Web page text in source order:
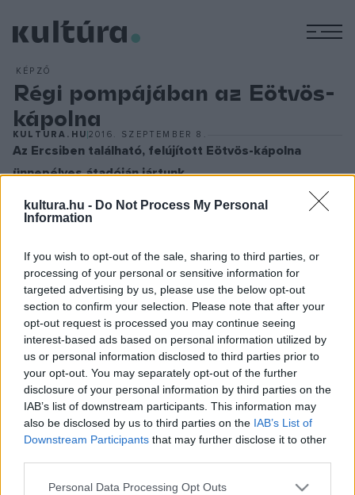
kultura.hu - Do Not Process My Personal
Information
If you wish to opt-out of the sale, sharing to third parties, or
processing of your personal or sensitive information for
targeted advertising by us, please use the below opt-out
section to confirm your selection. Please note that after your
opt-out request is processed you may continue seeing
interest-based ads based on personal information utilized by
us or personal information disclosed to third parties prior to
your opt-out. You may separately opt-out of the further
disclosure of your personal information by third parties on the
IAB’s list of downstream participants. This information may
also be disclosed by us to third parties on the IAB’s List of
Downstream Participants that may further disclose it to other
Please note that this website/app uses one or more Google
Personal Data Processing Opt Outs
KÉPZŐ
Régi pompájában az Eötvös-
kápolna
KULTURA.HU 2016. SZEPTEMBER 8.
Az Ercsiben található, felújított Eötvös-kápolna
ünnepélyes átadóján jártunk.
korábban rendkívül méltatlan állapotban lévő Eötvös-
utakat is rendbe rakták, így lényegesen könnyebben meg
tudják majd közelíteni a műemlékegyüttest a helyi lakosok
és az odalátogató turisták. Az ünnepélyes átadót
szeptember 3-án tartották.